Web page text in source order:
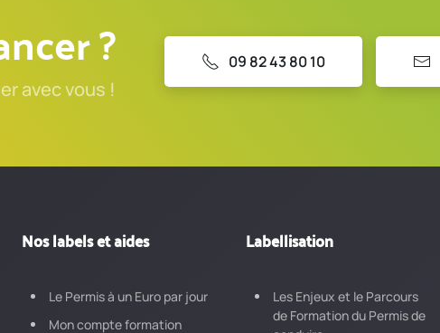
Premium
?
avec vous !
09 82 43 80 10
Nos labels et aides
Le Permis à un Euro par jour
Mon compte formation
Labellisation
Les Enjeux et le Parcours
de Formation du Permis de